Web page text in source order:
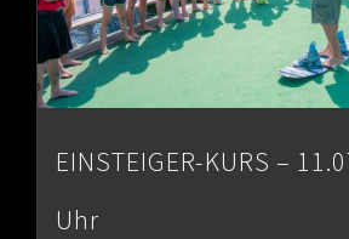
EINSTEIGER-KURS –
Uhr